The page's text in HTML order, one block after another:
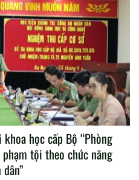
học cấp Bộ “Phòng
tội theo chức năng